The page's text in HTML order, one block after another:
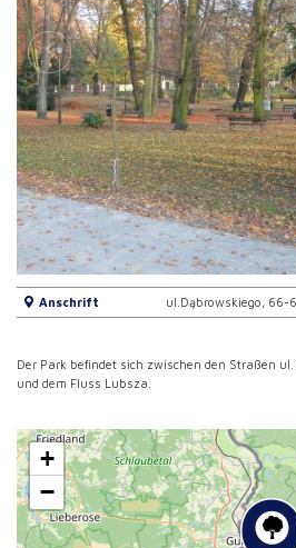
Anschrift ul.Dąbrowskiego, 66-
Der Park befindet sich zwischen den Straßen ul.
und dem Fluss Lubsza.
+
−